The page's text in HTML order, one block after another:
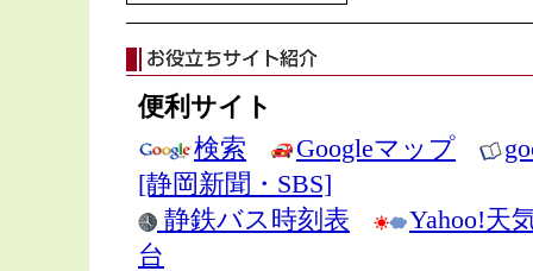
便利サイト
検索
Googleマップ
[静岡新聞・SBS]
静鉄バス時刻表
Yahoo!天
台